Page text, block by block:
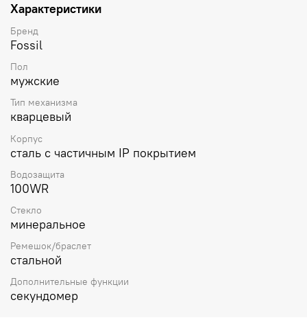
Характеристики
Бренд
Fossil
Пол
мужские
Тип механизма
кварцевый
Корпус
сталь с частичным IP покрытием
Водозащита
100WR
Стекло
минеральное
Ремешок/браслет
стальной
Дополнительные функции
секундомер